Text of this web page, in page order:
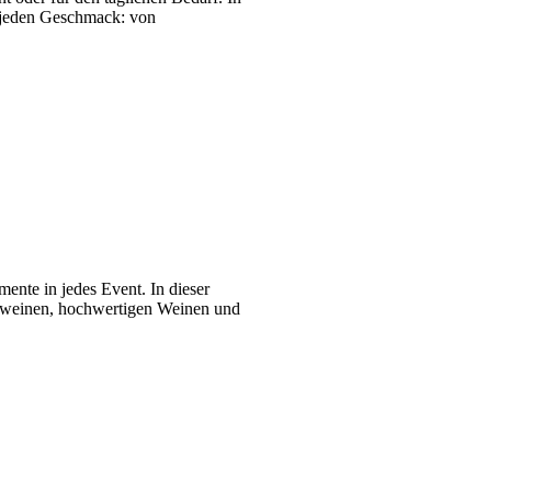
Geschmack: von
in jedes Event. In dieser
hochwertigen Weinen und